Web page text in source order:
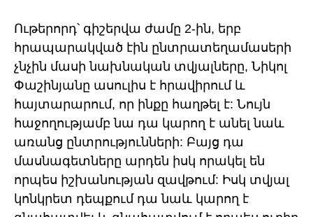
Ութերորդ՝ գիշերվա ժամը 2-ին, երբ
հրապարակված էին ընտրատեղամասերի
չնչին մասի նախնական տվյալները, Նիկոլ
Փաշինյանը ասուլիս է հրավիրում և
հայտարարում, որ ինքը հաղթել է: Նույն
հաջողությամբ նա դա կարող է անել նաև
առանց ընտրությունների: Բայց դա
մասնագետները արդեն իսկ որակել են
որպես իշխանության զավթում: Իսկ տվյալ
կոնկրետ դեպքում դա նաև կարող է